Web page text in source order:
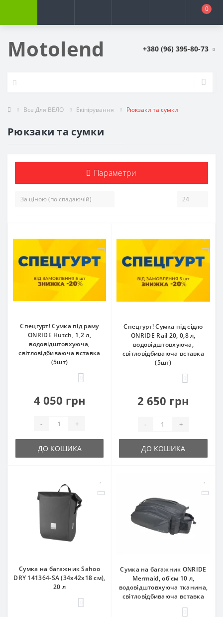
0
Motolend +380 (96) 395-80-73
Все Для ВЕЛО Екіпірування Рюкзаки та сумки
Рюкзаки та сумки
Параметри
Спецгурт! Сумка під раму
ONRIDE Hutch, 1,2 л,
водовідштовхуюча,
світловідбиваюча вставка
(5шт)
4 050 грн
- +
ДО КОШИКА
Спецгурт! Сумка під сідло
ONRIDE Rail 20, 0,8 л,
водовідштовхуюча,
світловідбиваюча вставка
(5шт)
2 650 грн
- +
ДО КОШИКА
Сумка на багажник Sahoo
DRY 141364-SA (34x42x18 см),
20 л
Сумка на багажник ONRIDE
Mermaid, об'єм 10 л,
водовідштовхуюча тканина,
світловідбиваюча вставка